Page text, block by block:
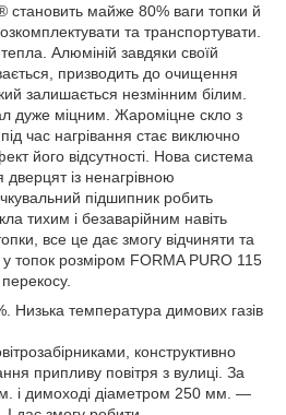
становить майже 80% ваги топки й
та транспортувати.
Алюміній завдяки своїй
призводить до очищення
залишається незмінним білим.
дуже міцним. Жароміцне скло з
час нагрівання стає виключно
його відсутності. Нова система
дверцят із ненагрівною
підшипник робить
тихим і безаварійним навіть
все це дає змогу відчиняти та
у топок розміром FORMA PURO 115
Низька температура димових газів
конструктивно
припливу повітря з вулиці. За
і димоході діаметром 250 мм. —